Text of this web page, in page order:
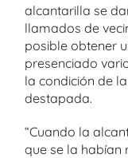
alcantarilla se
llamados de
posible obtener
presenciado
la condición de
destapada.
“Cuando la
que se la habían